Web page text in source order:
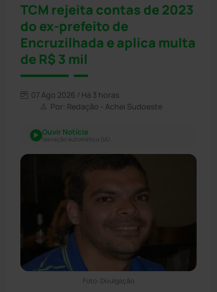
TCM rejeita contas de 2023
do ex-prefeito de
Encruzilhada e aplica multa
de R$ 3 mil
07 Ago 2026 / Há 3 horas
Por: Redação - Achei Sudoeste
Ouvir Notícia
Narração automática (IA)
Foto: Divulgação